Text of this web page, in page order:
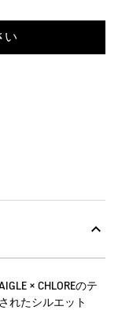
い
× CHLOREのテ
れたシルエット